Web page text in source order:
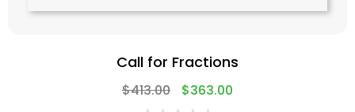
Call for Fractions
$413.00 $363.00